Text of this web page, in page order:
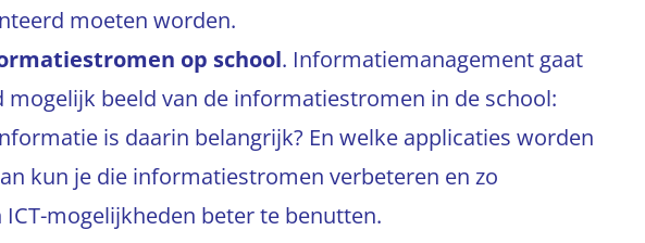
moeten worden.
op school. Informatiemanagement gaat
mogelijk beeld van de informatiestromen in de school:
is daarin belangrijk? En welke applicaties worden
kun je die informatiestromen verbeteren en zo
mogelijkheden beter te benutten.